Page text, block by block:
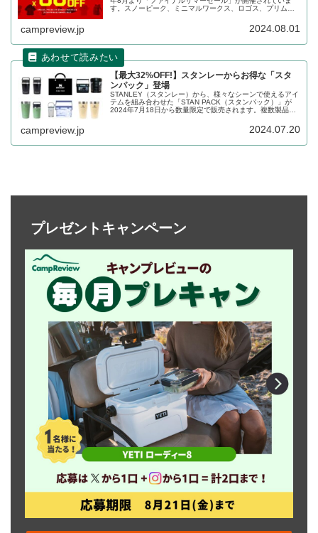
す。スノーピーク、ミニマルワークス、ロゴス、プリムス
80%OFFで割引販売されています。詳細をレビューしま
campreview.jp 2024.08.01
【最大32%OFF!】スタンレーからお得な「スタ
ンパック」登場
STANLEY（スタンレー）から、様々なシーンで使えるアイ
テムを組み合わせた「STAN PACK（スタンパック）」が
2024年7月18日から数量限定で販売されます。複数製品が
格設定となっています。詳細をレビューします。
campreview.jp 2024.07.20
プレゼントキャンペーン